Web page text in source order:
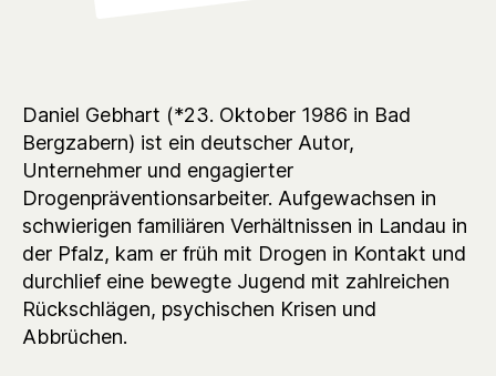
Daniel Gebhart (*23. Oktober 1986 in Bad
Bergzabern) ist ein deutscher Autor,
Unternehmer und engagierter
Drogenpräventionsarbeiter. Aufgewachsen in
schwierigen familiären Verhältnissen in Landau in
der Pfalz, kam er früh mit Drogen in Kontakt und
durchlief eine bewegte Jugend mit zahlreichen
Rückschlägen, psychischen Krisen und
Abbrüchen.